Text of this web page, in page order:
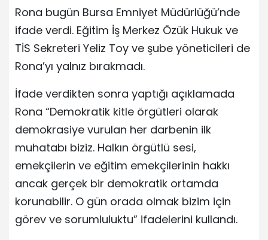
Rona bugün Bursa Emniyet Müdürlüğü’nde
ifade verdi. Eğitim İş Merkez Özük Hukuk ve
TİS Sekreteri Yeliz Toy ve şube yöneticileri de
Rona’yı yalnız bırakmadı.
İfade verdikten sonra yaptığı açıklamada
Rona “Demokratik kitle örgütleri olarak
demokrasiye vurulan her darbenin ilk
muhatabı biziz. Halkın örgütlü sesi,
emekçilerin ve eğitim emekçilerinin hakkı
ancak gerçek bir demokratik ortamda
korunabilir. O gün orada olmak bizim için
görev ve sorumluluktu” ifadelerini kullandı.